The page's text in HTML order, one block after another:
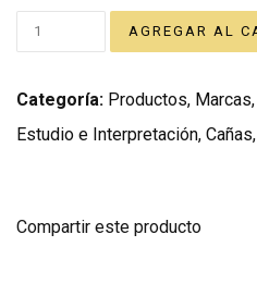
Categoría: Productos, Marcas,
Estudio e Interpretación, Cañas,
Compartir este producto